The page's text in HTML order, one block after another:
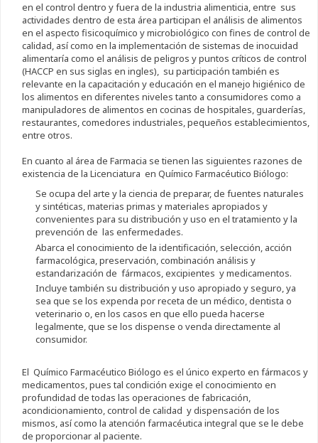
en el control dentro y fuera de la industria alimenticia, entre sus
actividades dentro de esta área participan el análisis de alimentos
en el aspecto fisicoquímico y microbiológico con fines de control de
calidad, así como en la implementación de sistemas de inocuidad
alimentaría como el análisis de peligros y puntos críticos de control
(HACCP en sus siglas en ingles), su participación también es
relevante en la capacitación y educación en el manejo higiénico de
los alimentos en diferentes niveles tanto a consumidores como a
manipuladores de alimentos en cocinas de hospitales, guarderías,
restaurantes, comedores industriales, pequeños establecimientos,
entre otros.
En cuanto al área de Farmacia se tienen las siguientes razones de
existencia de la Licenciatura en Químico Farmacéutico Biólogo:
Se ocupa del arte y la ciencia de preparar, de fuentes naturales
y sintéticas, materias primas y materiales apropiados y
convenientes para su distribución y uso en el tratamiento y la
prevención de las enfermedades.
Abarca el conocimiento de la identificación, selección, acción
farmacológica, preservación, combinación análisis y
estandarización de fármacos, excipientes y medicamentos.
Incluye también su distribución y uso apropiado y seguro, ya
sea que se los expenda por receta de un médico, dentista o
veterinario o, en los casos en que ello pueda hacerse
legalmente, que se los dispense o venda directamente al
consumidor.
El Químico Farmacéutico Biólogo es el único experto en fármacos y
medicamentos, pues tal condición exige el conocimiento en
profundidad de todas las operaciones de fabricación,
acondicionamiento, control de calidad y dispensación de los
mismos, así como la atención farmacéutica integral que se le debe
de proporcionar al paciente.